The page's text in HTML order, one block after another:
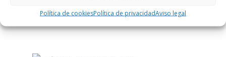
Política de cookiesPolítica de privacidadAviso legal
Mesita Basic con patas